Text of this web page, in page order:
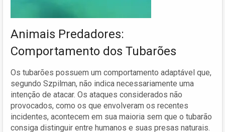
Animais Predadores:
Comportamento dos Tubarões
Os tubarões possuem um comportamento adaptável que,
segundo Szpilman, não indica necessariamente uma
intenção de atacar. Os ataques considerados não
provocados, como os que envolveram os recentes
incidentes, acontecem em sua maioria sem que o tubarão
consiga distinguir entre humanos e suas presas naturais.